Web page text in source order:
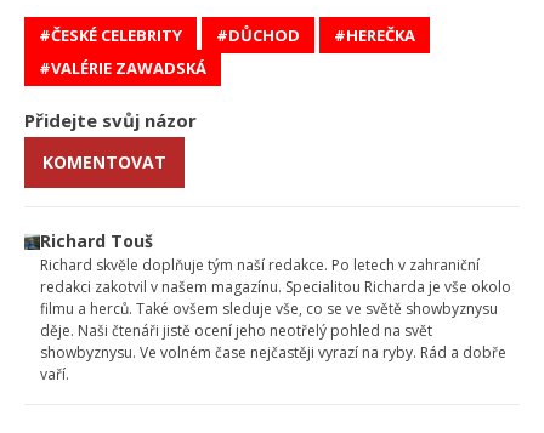
ČESKÉ CELEBRITY DŮCHOD
HEREČKA
VALÉRIE ZAWADSKÁ
Přidejte svůj názor
KOMENTOVAT
Richard Touš
Richard skvěle doplňuje tým naší redakce. Po letech v zahraniční
redakci zakotvil v našem magazínu. Specialitou Richarda je vše okolo
filmu a herců. Také ovšem sleduje vše, co se ve světě showbyznysu
děje. Naši čtenáři jistě ocení jeho neotřelý pohled na svět
showbyznysu. Ve volném čase nejčastěji vyrazí na ryby. Rád a dobře
vaří.